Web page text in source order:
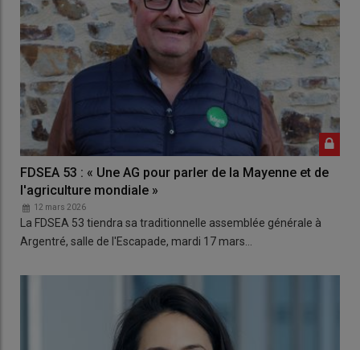
FDSEA 53 : « Une AG pour parler de la Mayenne et de
l'agriculture mondiale »
12 mars 2026
La FDSEA 53 tiendra sa traditionnelle assemblée générale à
Argentré, salle de l'Escapade, mardi 17 mars…